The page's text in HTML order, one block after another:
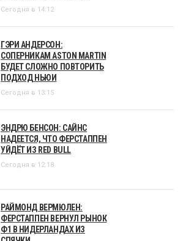
Сегодня в 14:12
ГЭРИ АНДЕРСОН:
СОПЕРНИКАМ ASTON MARTIN
БУДЕТ СЛОЖНО ПОВТОРИТЬ
ПОДХОД НЬЮИ
Сегодня в 13:15
ЭНДРЮ БЕНСОН: САЙНС
НАДЕЕТСЯ, ЧТО ФЕРСТАППЕН
УЙДЁТ ИЗ RED BULL
Сегодня в 12:18
РАЙМОНД ВЕРМЮЛЕН:
ФЕРСТАППЕН ВЕРНУЛ РЫНОК
Ф1 В НИДЕРЛАНДАХ ИЗ